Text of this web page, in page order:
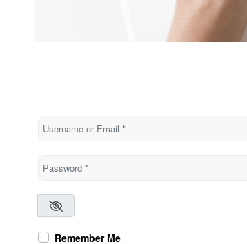
Username or Email
Password*
Remember Me